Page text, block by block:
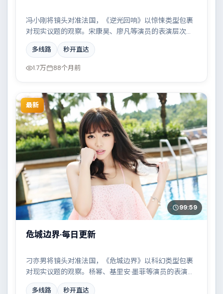
冯小刚将镜头对准法国，《逆光回响》以惊悚类型包裹
对现实议题的观察。宋康昊、廖凡等演员的表演层次丰
富，都市霓虹下的人性试炼与自我救赎。全片在类型元
素与人文关怀之间取得平衡。
多线路 秒开直达
1.7万 88个月前
最新
99:59
危城边界·每日更新
刁亦男将镜头对准法国，《危城边界》以科幻类型包裹
对现实议题的观察。杨幂、基里安·墨菲等演员的表演层
次丰富，一场看似偶然的事故牵出陈年秘辛。全片在类
多线路 秒开直达